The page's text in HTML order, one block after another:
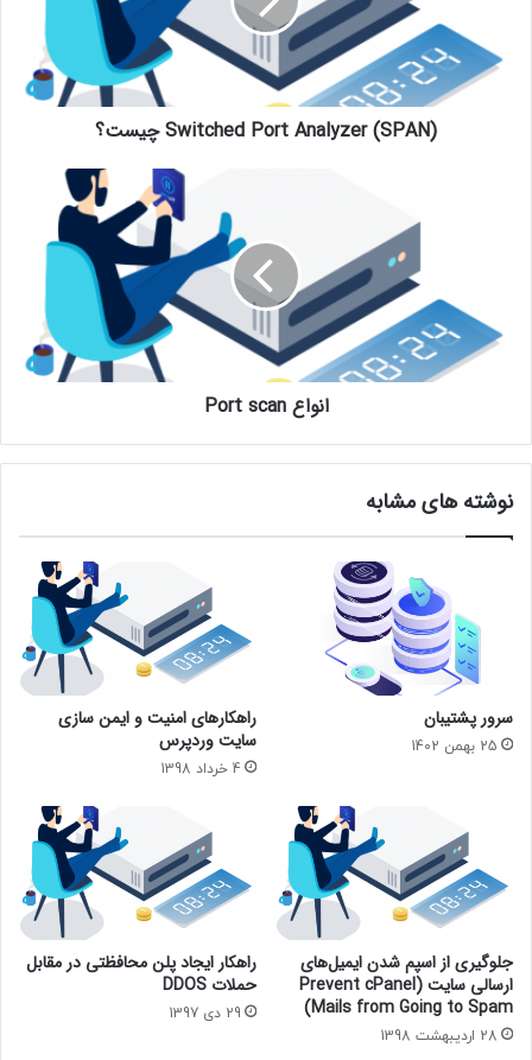
Switched Port Analyzer (SPAN) چیست؟
انواع Port scan
نوشته های مشابه
سرور پشتیبان
25 بهمن 1402
راهکارهای امنیت و ایمن سازی
سایت وردپرس
4 خرداد 1398
جلوگیری از اسپم شدن ایمیل‌های
ارسالی سایت (Prevent cPanel
Mails from Going to Spam)
28 اردیبهشت 1398
راهکار ایجاد پلن محافظتی در مقابل
حملات DDOS
29 دی 1397